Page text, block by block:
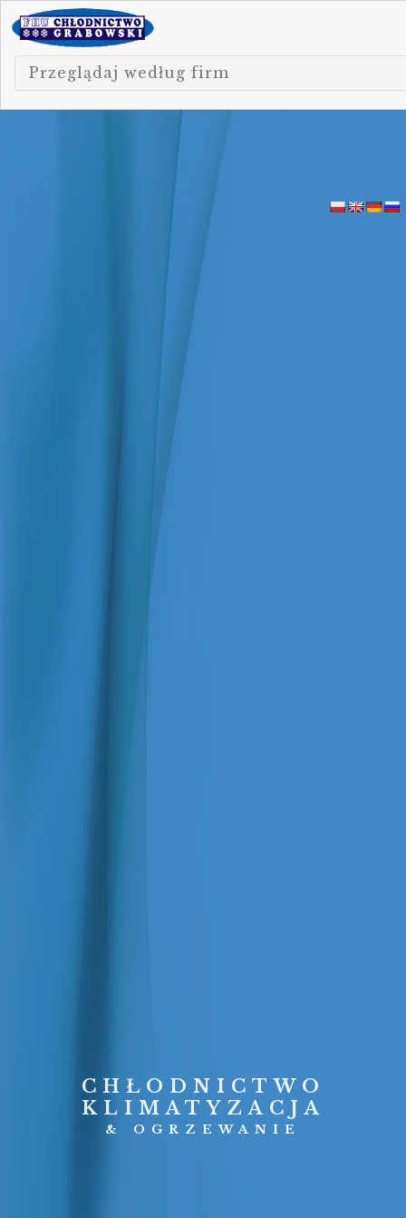
Przeglądaj według firm
CHŁODNICTWO
KLIMATYZACJA
& OGRZEWANIE